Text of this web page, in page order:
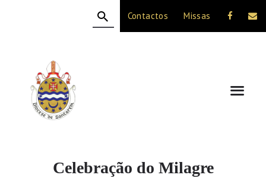
Contactos Missas
Celebração do Milagre
A DIOCESE
CELEBRAÇÃO
VIDA CRISTÃ
NOTÍCIAS